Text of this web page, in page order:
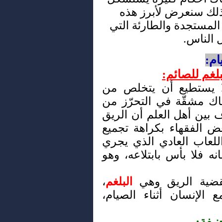
سنعرض لأبرز هذه
والطارئة التي
الناس.
للصائم:
يستطيع أن يتخلص من
مشقّة في التحرّز من
بين أهل العلم أن الريق
الفقهاء بكراهة تجميع
العادي الذي يجري
فلا بأس بابتلاعه، وهو
الريق وهي البلغم،
أثناء الصيام،